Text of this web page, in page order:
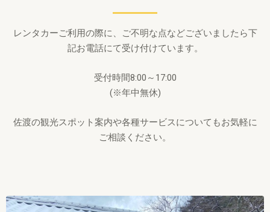
レンタカーご利用の際に、ご不明な点などございましたら下
記お電話にて受け付けています。
受付時間8:00～17:00
(※年中無休)
佐渡の観光スポット案内や各種サービスについてもお気軽に
ご相談ください。